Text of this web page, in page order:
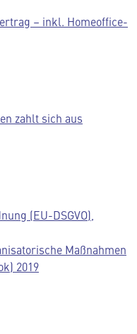
– inkl. Homeoffice-
zahlt sich aus
(EU-DSGVO),
Maßnahmen
2019